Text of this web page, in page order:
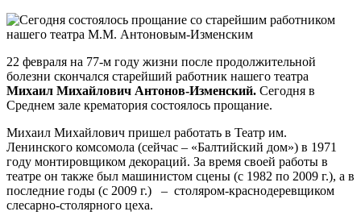
22 февраля на 77-м году жизни после продолжительной
болезни скончался старейший работник нашего театра
Михаил Михайлович Антонов-Изменский. Сегодня в
Среднем зале крематория состоялось прощание.
Михаил Михайлович пришел работать в Театр им.
Ленинского комсомола (сейчас – «Балтийский дом») в 1971
году монтировщиком декораций. За время своей работы в
театре он также был машинистом сцены (с 1982 по 2009 г.), а в
последние годы (с 2009 г.) – столяром-краснодеревщиком
слесарно-столярного цеха.